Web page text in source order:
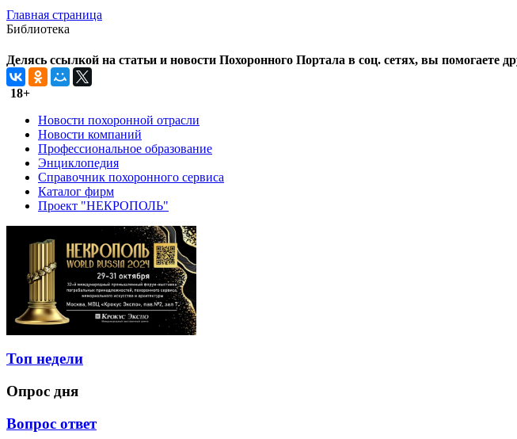
Главная страница
Библиотека
Делясь ссылкой на статьи и новости Похоронного Портала в соц. сетях, вы помогаете
18+
Новости похоронной отрасли
Новости компаний
Профессиональное образование
Энциклопедия
Справочник похоронного сервиса
Каталог фирм
Проект "НЕКРОПОЛЬ"
Топ недели
Опрос дня
Вопрос ответ